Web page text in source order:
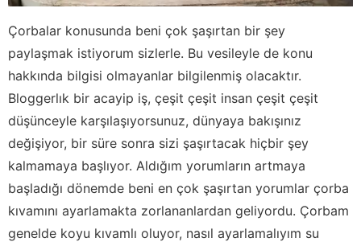
Çorbalar konusunda beni çok şaşırtan bir şey
paylaşmak istiyorum sizlerle. Bu vesileyle de konu
hakkında bilgisi olmayanlar bilgilenmiş olacaktır.
Bloggerlık bir acayip iş, çeşit çeşit insan çeşit çeşit
düşünceyle karşılaşıyorsunuz, dünyaya bakışınız
değişiyor, bir süre sonra sizi şaşırtacak hiçbir şey
kalmamaya başlıyor. Aldığım yorumların artmaya
başladığı dönemde beni en çok şaşırtan yorumlar çorba
kıvamını ayarlamakta zorlananlardan geliyordu. Çorbam
genelde koyu kıvamlı oluyor, nasıl ayarlamalıyım su